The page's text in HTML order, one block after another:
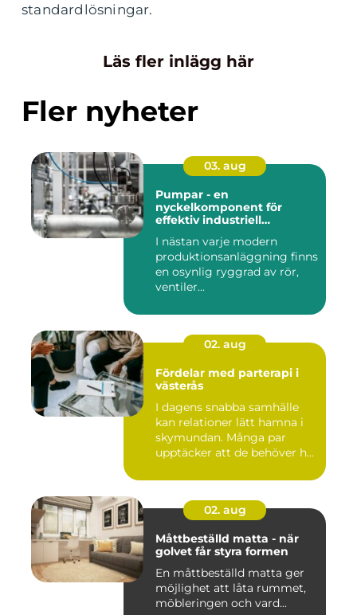
standardlösningar.
Läs fler inlägg här
Fler nyheter
03. aug
Pumpar - en
nyckelkomponent för
effektiv industriell
I nästan varje modern
produktionsanläggning finns
en osynlig ryggrad av rör,
ventiler...
02. aug
Fördelar med parterapi i
västerås
I dagens snabba samhälle
kan relationer lätt hamna i
skymundan. Många par
upptäcker att de behöver h...
02. aug
Måttbeställd matta - när
golvet får styra formen
En måttbeställd matta ger
möjlighet att låta rummet,
möbleringen och vard...